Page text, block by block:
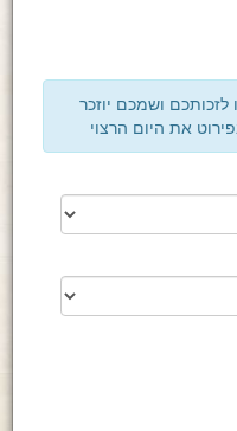
לזכותכם ושמכם יוזכר
את היום הרצוי